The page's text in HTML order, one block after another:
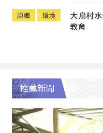
原鄉 環境
大鳥村
教育
推薦新聞